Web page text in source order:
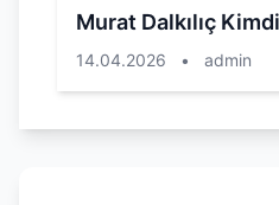
Murat Dalkılıç
14.04.2026 • admin